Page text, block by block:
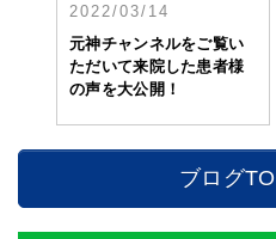
2022/03/14
元神チャンネルをご覧い
ただいて来院した患者様
の声を大公開！
ブログ